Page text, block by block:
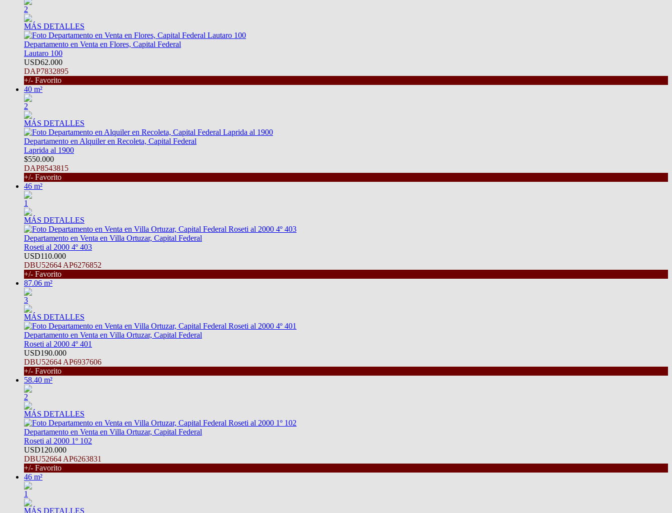
2
MÁS DETALLES
Departamento en Venta en Flores, Capital Federal
Lautaro 100
USD62.000
DAP7832895
+/- Favorito
40 m²
2
MÁS DETALLES
Departamento en Alquiler en Recoleta, Capital Federal
Laprida al 1900
$550.000
DAP8543815
+/- Favorito
46 m²
1
MÁS DETALLES
Departamento en Venta en Villa Ortuzar, Capital Federal
Roseti al 2000 4º 403
USD110.000
DBU52664 AP6276852
+/- Favorito
87.06 m²
3
MÁS DETALLES
Departamento en Venta en Villa Ortuzar, Capital Federal
Roseti al 2000 4º 401
USD190.000
DBU52664 AP6937606
+/- Favorito
58.40 m²
2
MÁS DETALLES
Departamento en Venta en Villa Ortuzar, Capital Federal
Roseti al 2000 1º 102
USD120.000
DBU52664 AP6263831
+/- Favorito
46 m²
1
MÁS DETALLES